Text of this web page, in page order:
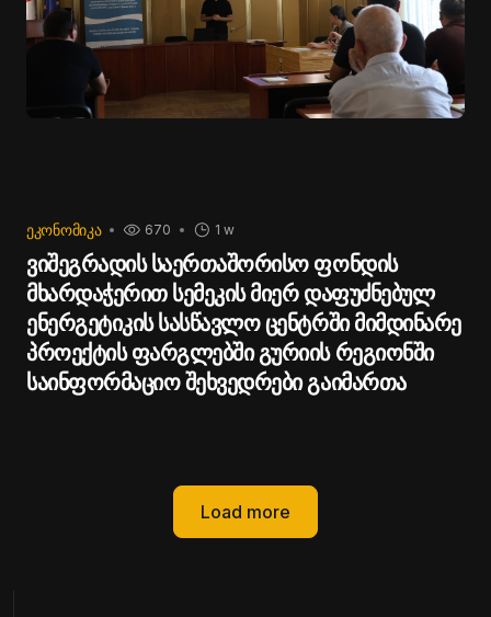
ᲔᲙᲝᲜᲝᲛᲘᲙᲐ 1 w
670
ვიშეგრადის საერთაშორისო ფონდის
მხარდაჭერით სემეკის მიერ დაფუძნებულ
ენერგეტიკის სასწავლო ცენტრში მიმდინარე
პროექტის ფარგლებში გურიის რეგიონში
საინფორმაციო შეხვედრები გაიმართა
Load more